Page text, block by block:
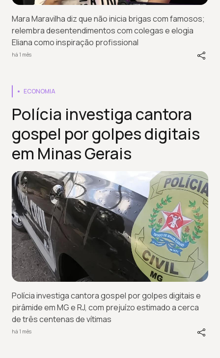
Mara Maravilha diz que não inicia brigas com famosos;
relembra desentendimentos com colegas e elogia
Eliana como inspiração profissional
há 1 mês
ECONOMIA
Polícia investiga cantora
gospel por golpes digitais
em Minas Gerais
Polícia investiga cantora gospel por golpes digitais e
pirâmide em MG e RJ, com prejuízo estimado a cerca
de três centenas de vítimas
há 1 mês